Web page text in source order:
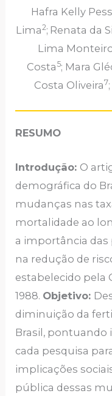
Hafra Kelly
Lima2; Renata da
Lima
Costa 5; Mara
Costa Oliveira7;
RESUMO
Introdução: O
demográfica do
mudanças nas
mortalidade ao
a importância das
na redução de
estabelecido pela
1988. Objetivo:
diminuição da
Brasil, pontuando
cada pesquisa
implicações
pública dessas